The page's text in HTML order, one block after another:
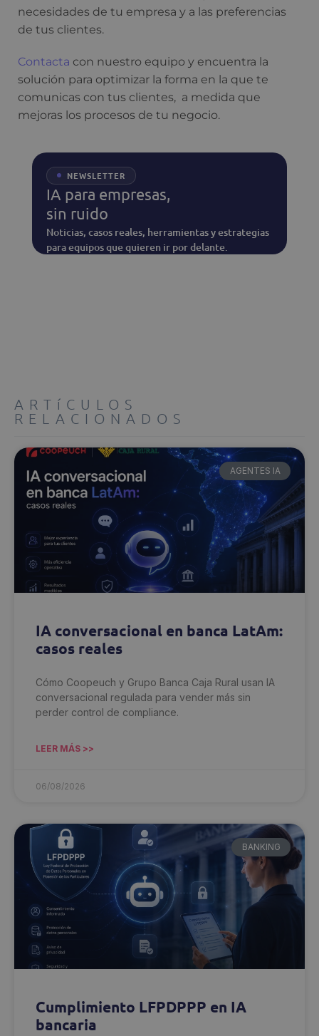
necesidades de tu empresa y a las preferencias
de tus clientes.
Contacta con nuestro equipo y encuentra la
solución para optimizar la forma en la que te
comunicas con tus clientes, a medida que
mejoras los procesos de tu negocio.
NEWSLETTER
IA para empresas,
sin ruido
Noticias, casos reales, herramientas y estrategias
para equipos que quieren ir por delante.
ARTíCULOS
RELACIONADOS
AGENTES IA
IA conversacional en banca LatAm:
casos reales
Cómo Coopeuch y Grupo Banca Caja Rural usan IA
conversacional regulada para vender más sin
perder control de compliance.
LEER MÁS >>
06/08/2026
BANKING
Cumplimiento LFPDPPP en IA
bancaria